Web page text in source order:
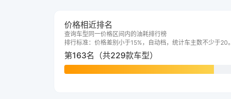
价格相近排名
查询车型同一价格区间内的油耗排行榜
排行标准：价格差别小于15%，自动档，统计车主数不少于20。
第163名（共229款车型）